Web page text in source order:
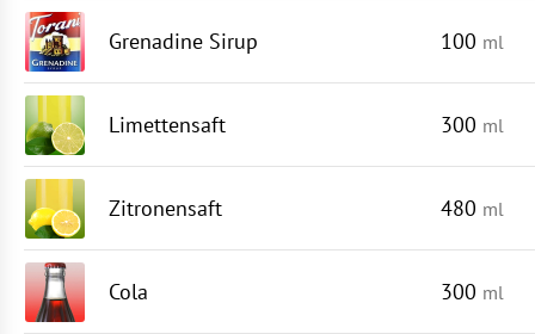
Grenadine Sirup 100 ml
Limettensaft 300 ml
Zitronensaft 480 ml
Cola 300 ml